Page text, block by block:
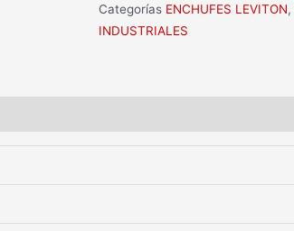
Categorías ENCHUFES LEVITON,
INDUSTRIALES